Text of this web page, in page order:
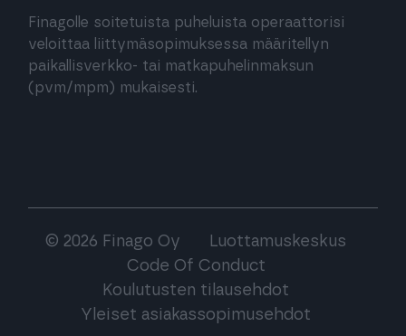
Finagolle soitetuista puheluista operaattorisi
veloittaa liittymäsopimuksessa määritellyn
paikallisverkko- tai matkapuhelinmaksun
(pvm/mpm) mukaisesti.
© 2026 Finago Oy
Luottamuskeskus
Code Of Conduct
Koulutusten tilausehdot
Yleiset asiakassopimusehdot